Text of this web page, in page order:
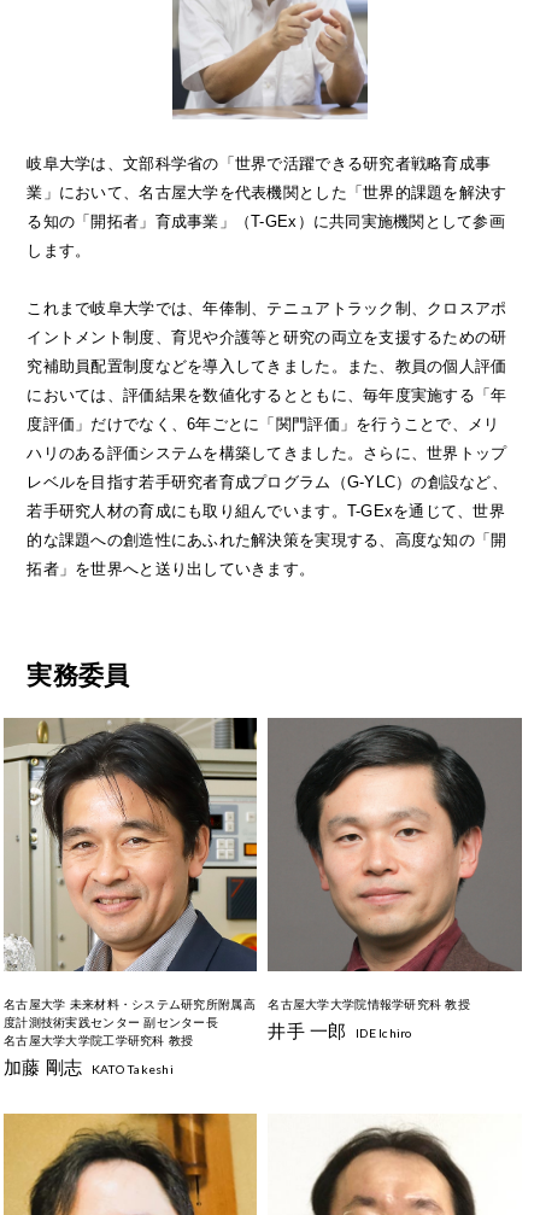
岐阜大学は、文部科学省の「世界で活躍できる研究者戦略育成事
業」において、名古屋大学を代表機関とした「世界的課題を解決す
る知の「開拓者」育成事業」（T-GEx）に共同実施機関として参画
します。
これまで岐阜大学では、年俸制、テニュアトラック制、クロスアポ
イントメント制度、育児や介護等と研究の両立を支援するための研
究補助員配置制度などを導入してきました。また、教員の個人評価
においては、評価結果を数値化するとともに、毎年度実施する「年
度評価」だけでなく、6年ごとに「関門評価」を行うことで、メリ
ハリのある評価システムを構築してきました。さらに、世界トップ
レベルを目指す若手研究者育成プログラム（G-YLC）の創設など、
若手研究人材の育成にも取り組んでいます。T-GExを通じて、世界
的な課題への創造性にあふれた解決策を実現する、高度な知の「開
拓者」を世界へと送り出していきます。
実務委員
名古屋大学 未来材料・システム研究所附属高
度計測技術実践センター 副センター長
名古屋大学大学院工学研究科 教授
加藤 剛志 KATO Takeshi
名古屋大学大学院情報学研究科 教授
井手 一郎 IDE Ichiro